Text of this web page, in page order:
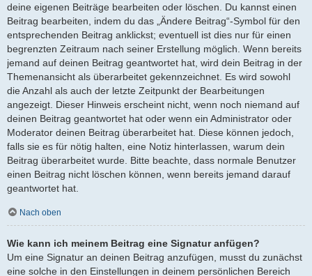
deine eigenen Beiträge bearbeiten oder löschen. Du kannst einen
Beitrag bearbeiten, indem du das „Ändere Beitrag“-Symbol für den
entsprechenden Beitrag anklickst; eventuell ist dies nur für einen
begrenzten Zeitraum nach seiner Erstellung möglich. Wenn bereits
jemand auf deinen Beitrag geantwortet hat, wird dein Beitrag in der
Themenansicht als überarbeitet gekennzeichnet. Es wird sowohl
die Anzahl als auch der letzte Zeitpunkt der Bearbeitungen
angezeigt. Dieser Hinweis erscheint nicht, wenn noch niemand auf
deinen Beitrag geantwortet hat oder wenn ein Administrator oder
Moderator deinen Beitrag überarbeitet hat. Diese können jedoch,
falls sie es für nötig halten, eine Notiz hinterlassen, warum dein
Beitrag überarbeitet wurde. Bitte beachte, dass normale Benutzer
einen Beitrag nicht löschen können, wenn bereits jemand darauf
geantwortet hat.
Nach oben
Wie kann ich meinem Beitrag eine Signatur anfügen?
Um eine Signatur an deinen Beitrag anzufügen, musst du zunächst
eine solche in den Einstellungen in deinem persönlichen Bereich